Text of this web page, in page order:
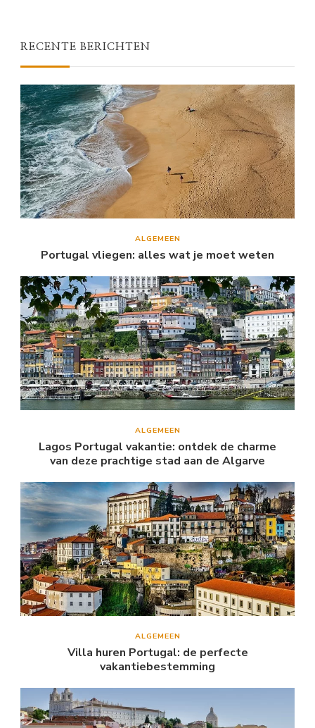
RECENTE BERICHTEN
ALGEMEEN
Portugal vliegen: alles wat je moet weten
ALGEMEEN
Lagos Portugal vakantie: ontdek de charme
van deze prachtige stad aan de Algarve
ALGEMEEN
Villa huren Portugal: de perfecte
vakantiebestemming